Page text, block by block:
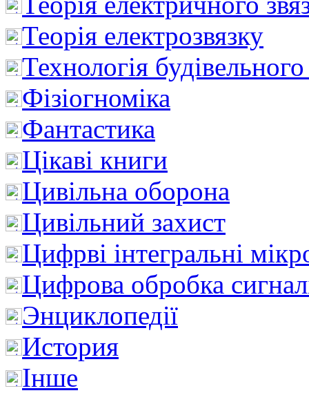
Теорія електрозвязку
Технологія
Фізіогноміка
Фантастика
Цікаві книги
Цивільна оборона
Цивільний захист
Цифрві інтегральні
Цифрова обробка
Энциклопедії
История
Інше